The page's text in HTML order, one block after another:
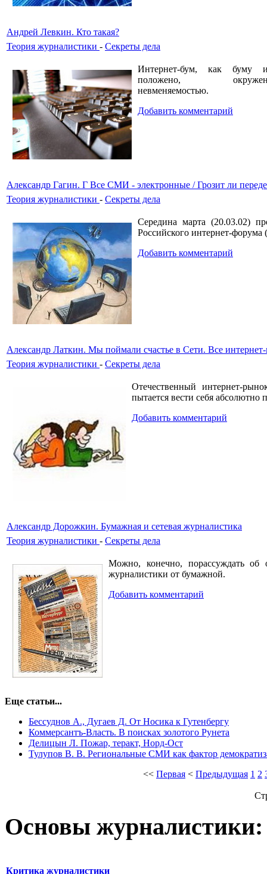
Андрей Левкин. Кто такая?
Теория журналистики - Секреты дела
Интернет-бум, как буму
положено,
невменяемостью.
Добавить комментарий
Александр Гагин. Г Все СМИ - электронные / Грозит ли
Теория журналистики - Секреты дела
Середина марта (20.03.02)
Российского интернет-
Добавить комментарий
Александр Латкин. Мы поймали счастье в Сети. Все
Теория журналистики - Секреты дела
Отечественный интернет-
пытается вести себя
Добавить комментарий
Александр Дорожкин. Бумажная и сетевая журналистика
Теория журналистики - Секреты дела
Можно, конечно, порассуждать об
журналистики от бумажной.
Добавить комментарий
Еще статьи...
Бессуднов А., Дугаев Д. От Носика к Гутенбергу
Коммерсантъ-Власть. В поисках золотого Рунета
Делицын Л. Пожар, теракт, Норд-Ост
Тулупов В. В. Региональные СМИ как фактор
<< Первая < Предыдущая 1 2
Основы журналистики:
Критика журналистики